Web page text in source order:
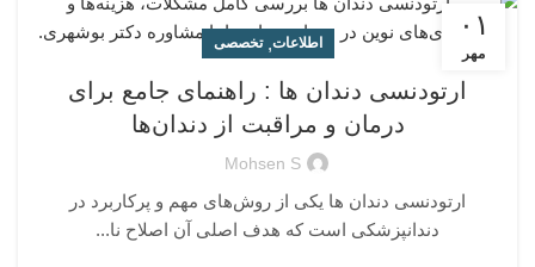
۰۱
مهر
اطلاعات,تخصصی
ارتودنسی دندان‌ ها : راهنمای جامع برای
درمان و مراقبت از دندان‌ها
Mohsen S
ارتودنسی دندان‌ ها یکی از روش‌های مهم و پرکاربرد در
دندانپزشکی است که هدف اصلی آن اصلاح نا...